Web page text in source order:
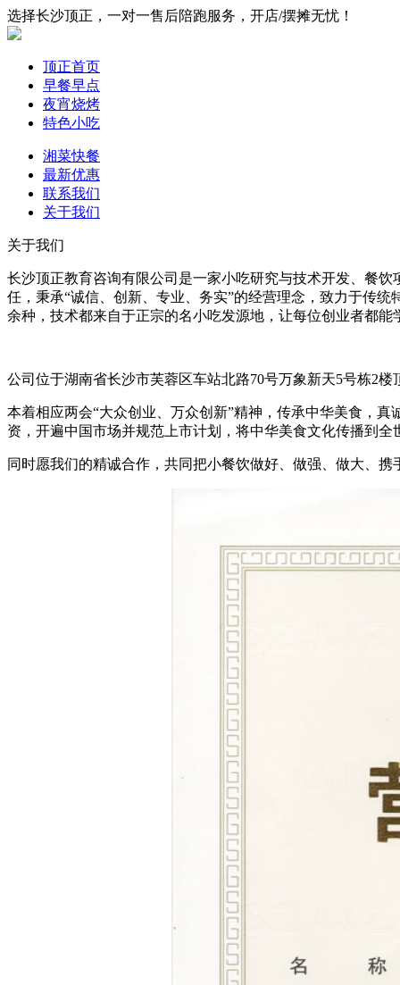
选择长沙顶正，一对一售后陪跑服务，开店/摆摊无忧！
顶正首页
早餐早点
夜宵烧烤
特色小吃
湘菜快餐
最新优惠
联系我们
关于我们
关于我们
长沙顶正教育咨询有限公司是一家小吃研究与技术开发、餐
任，秉承“诚信、创新、专业、务实”的经营理念，致力于传
余种，技术都来自于正宗的名小吃发源地，让每位创业者都
公司位于湖南省长沙市芙蓉区车站北路70号万象新天5号栋2
本着相应两会“大众创业、万众创新”精神，传承中华美食，
资，开遍中国市场并规范上市计划，将中华美食文化传播到全
同时愿我们的精诚合作，共同把小餐饮做好、做强、做大、携